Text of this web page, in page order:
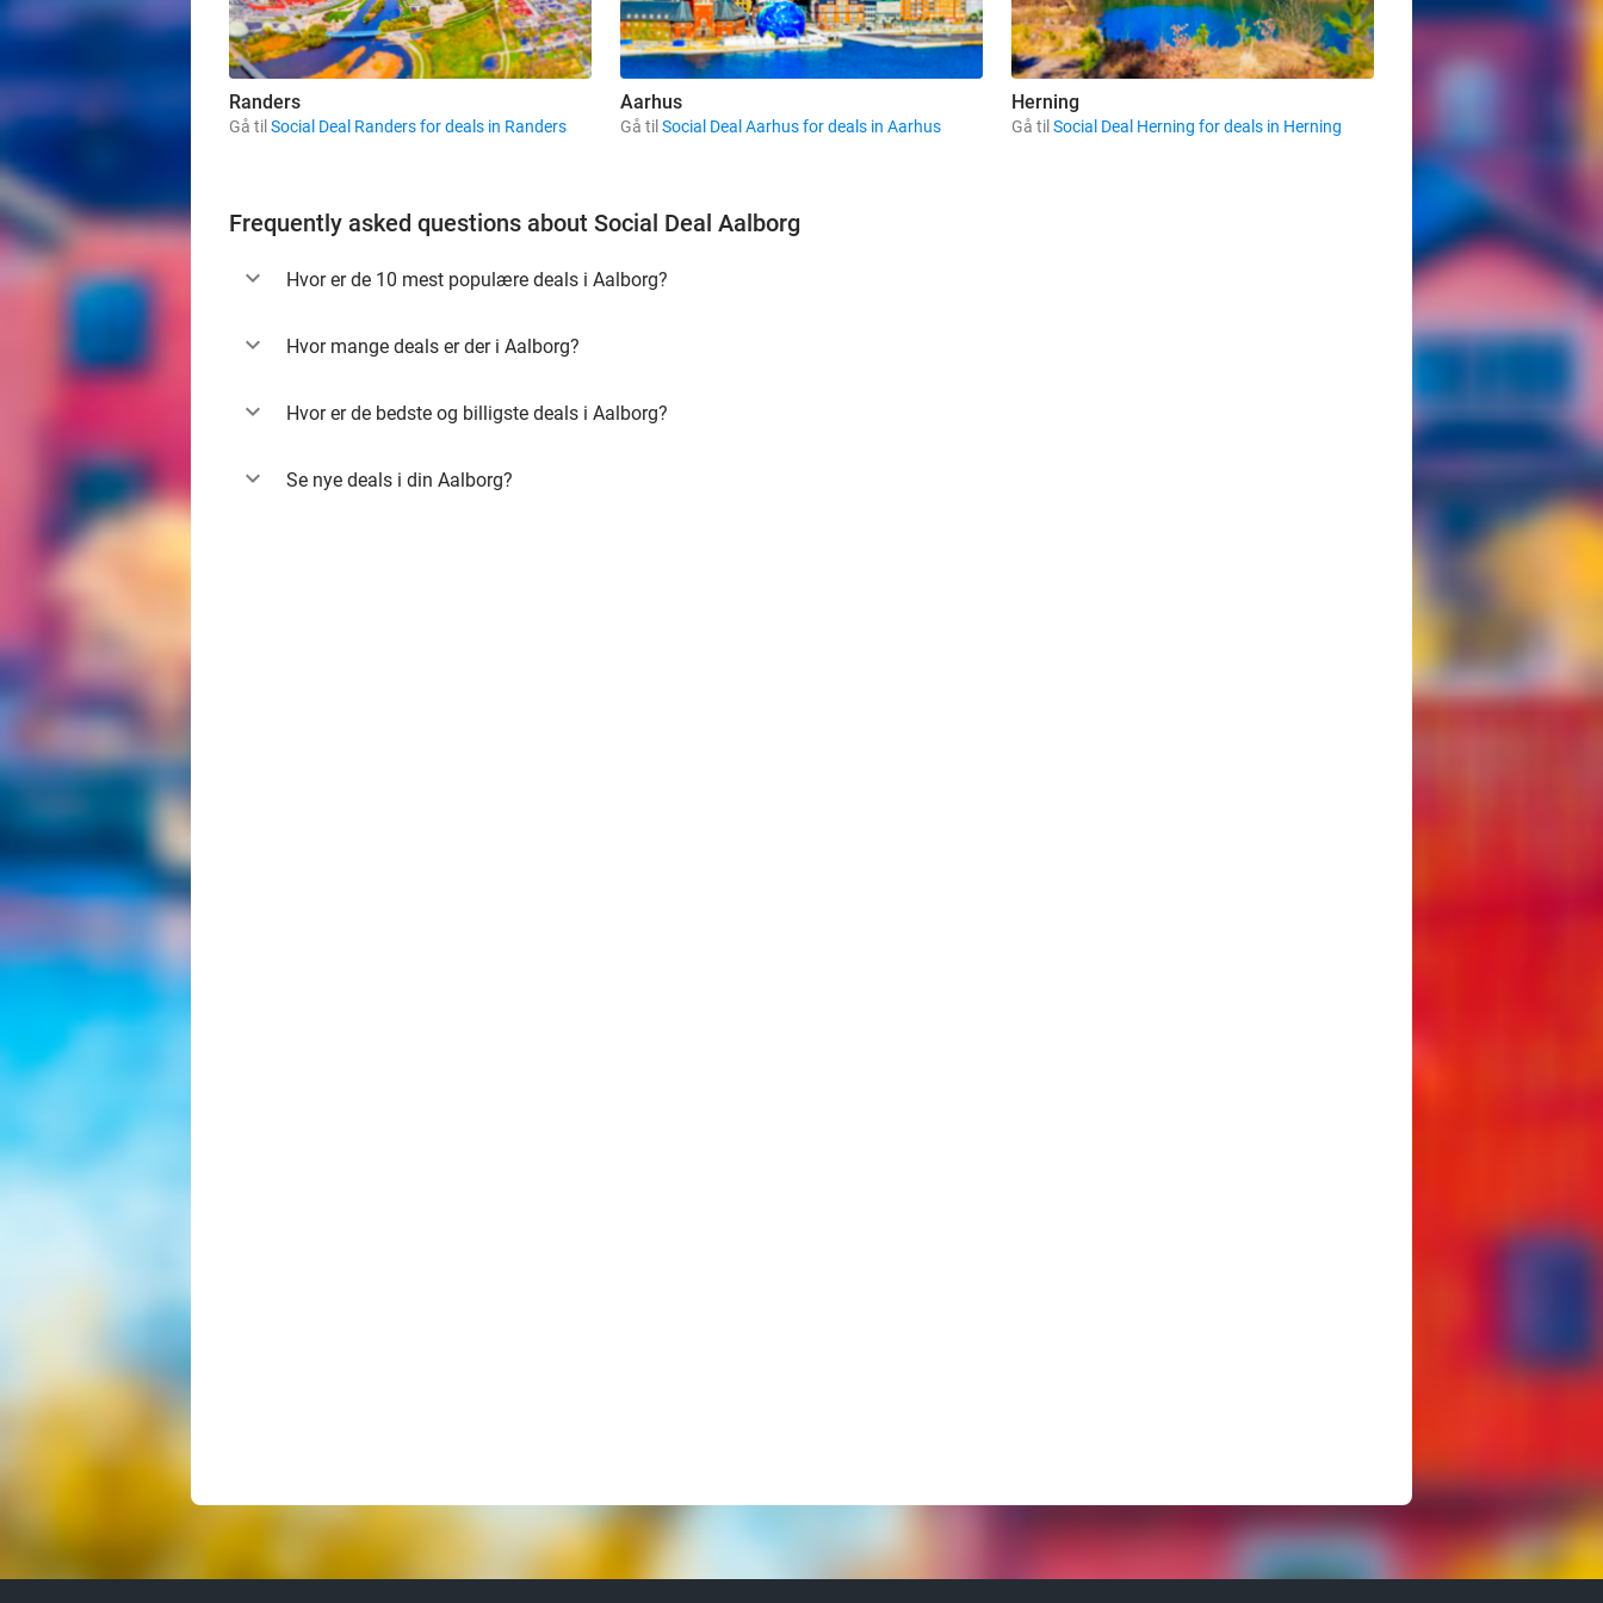
Randers
Gå til Social Deal Randers for deals in Randers
Aarhus
Gå til Social Deal Aarhus for deals in Aarhus
Herning
Gå til Social Deal Herning for deals in Herning
Frequently asked questions about Social Deal Aalborg
Hvor er de 10 mest populære deals i Aalborg?
Hvor mange deals er der i Aalborg?
Hvor er de bedste og billigste deals i Aalborg?
Se nye deals i din Aalborg?